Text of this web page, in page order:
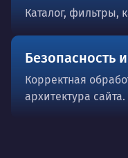
Каталог, фильтры,
Безопасность
Корректная
архитектура сайта.